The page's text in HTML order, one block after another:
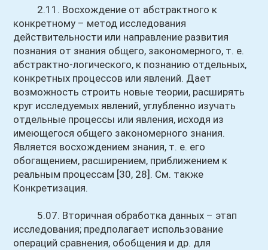
2.11. Восхождение от абстрактного к
конкретному – метод исследования
действительности или направление развития
познания от знания общего, закономерного, т. е.
абстрактно-логического, к познанию отдельных,
конкретных процессов или явлений. Дает
возможность строить новые теории, расширять
круг исследуемых явлений, углубленно изучать
отдельные процессы или явления, исходя из
имеющегося общего закономерного знания.
Является восхождением знания, т. е. его
обогащением, расширением, приближением к
реальным процессам [30, 28]. См. также
Конкретизация.
5.07. Вторичная обработка данных – этап
исследования; предполагает использование
операций сравнения, обобщения и др. для